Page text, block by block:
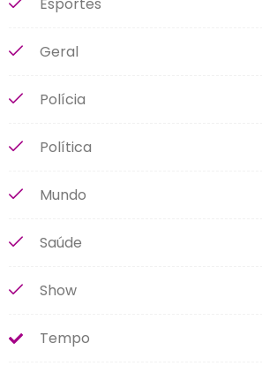
Geral
Polícia
Política
Mundo
Saúde
Show
Tempo